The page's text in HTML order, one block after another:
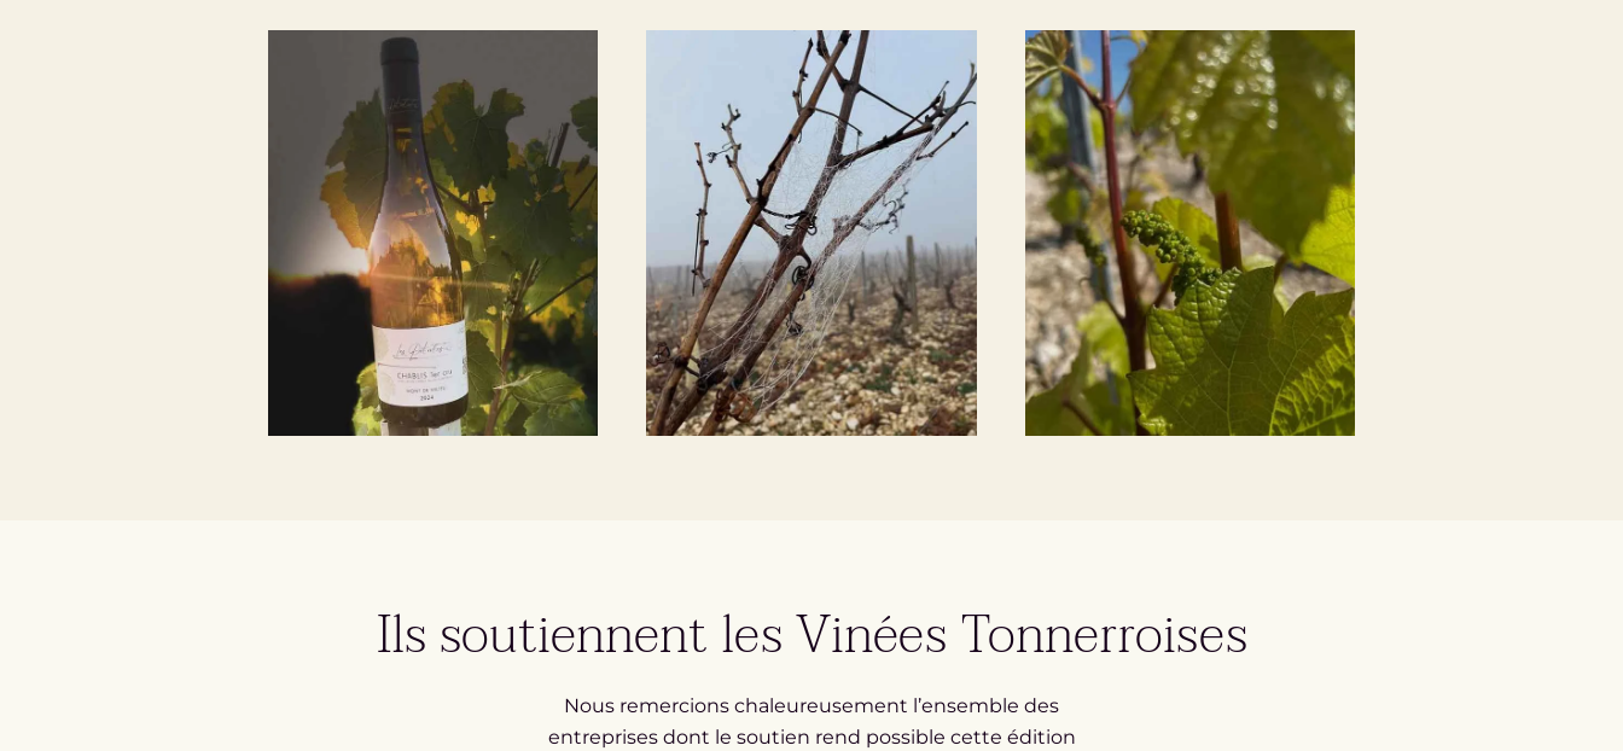
Ils soutiennent les Vinées Tonnerroises
Nous remercions chaleureusement l’ensemble des
entreprises dont le soutien rend possible cette édition